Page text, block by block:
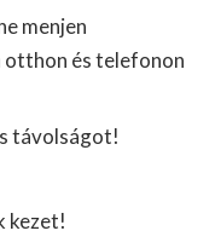
menjen
otthon és telefonon
távolságot!
kezet!